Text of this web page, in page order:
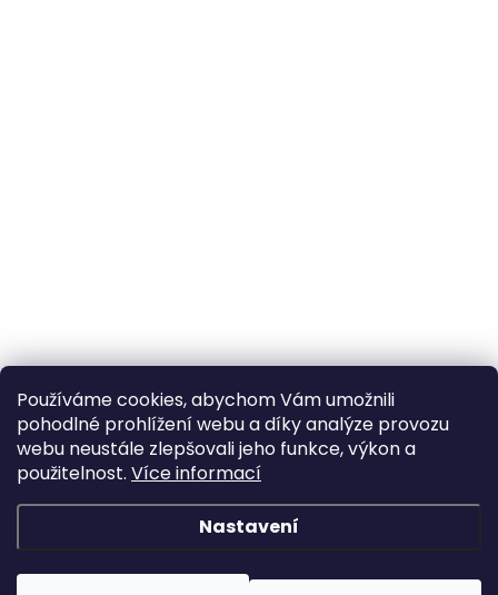
Používáme cookies, abychom Vám umožnili
pohodlné prohlížení webu a díky analýze provozu
webu neustále zlepšovali jeho funkce, výkon a
použitelnost. Více informací
Nastavení